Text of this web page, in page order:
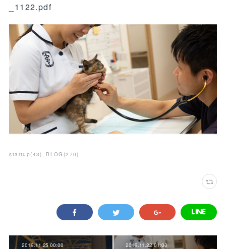
_1122.pdf
startup (43) BLOG (270)
2019.11.25 00:00 2019.11.22 01:00